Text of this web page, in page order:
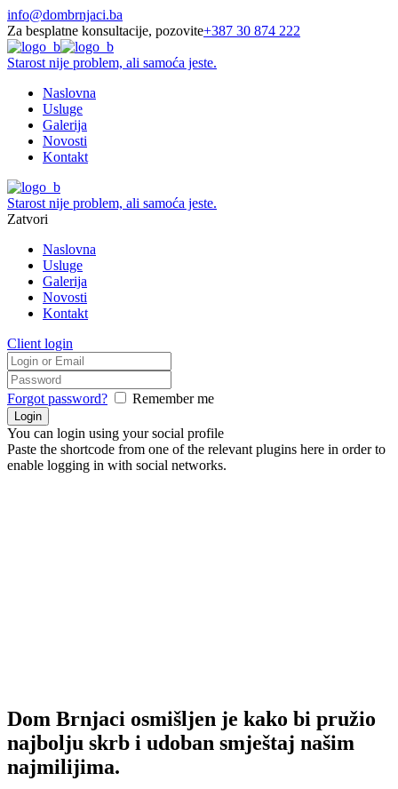
info@dombrnjaci.ba
Za besplatne konsultacije, pozovite+387 30 874 222
Starost nije problem, ali samoća jeste.
Naslovna
Usluge
Galerija
Novosti
Kontakt
Starost nije problem, ali samoća jeste.
Zatvori
Naslovna
Usluge
Galerija
Novosti
Kontakt
Client login
Forgot password? Remember me
You can login using your social profile
Paste the shortcode from one of the relevant plugins here in order to
enable logging in with social networks.
Dom Brnjaci osmišljen je kako bi pružio
najbolju skrb i udoban smještaj našim
najmilijima.